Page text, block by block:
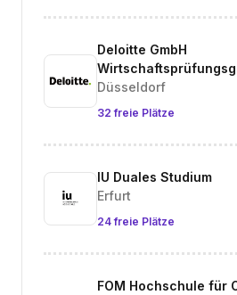
Deloitte GmbH
Düsseldorf
32 freie Plätze
IU Duales Studium
Erfurt
24 freie Plätze
FOM Hochschule für